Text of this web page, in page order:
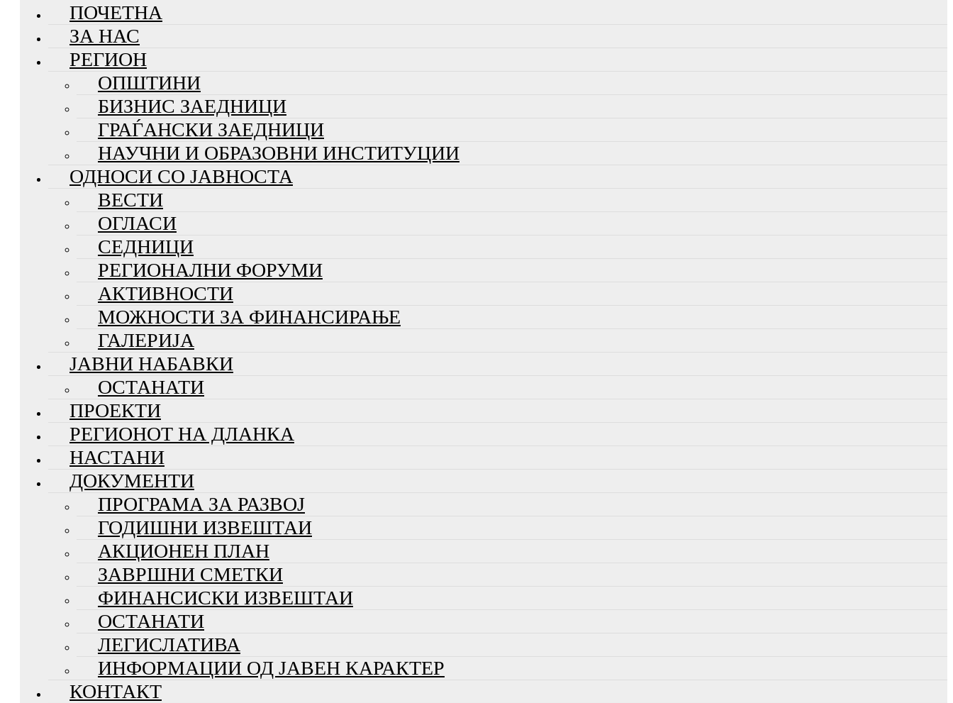
ПОЧЕТНА
ЗА НАС
РЕГИОН
ОПШТИНИ
БИЗНИС ЗАЕДНИЦИ
ГРАЃАНСКИ ЗАЕДНИЦИ
НАУЧНИ И ОБРАЗОВНИ ИНСТИТУЦИИ
ОДНОСИ СО ЈАВНОСТА
ВЕСТИ
ОГЛАСИ
СЕДНИЦИ
РЕГИОНАЛНИ ФОРУМИ
АКТИВНОСТИ
МОЖНОСТИ ЗА ФИНАНСИРАЊЕ
ГАЛЕРИЈА
ЈАВНИ НАБАВКИ
ОСТАНАТИ
ПРОЕКТИ
РЕГИОНОТ НА ДЛАНКА
НАСТАНИ
ДОКУМЕНТИ
ПРОГРАМА ЗА РАЗВОЈ
ГОДИШНИ ИЗВЕШТАИ
АКЦИОНЕН ПЛАН
ЗАВРШНИ СМЕТКИ
ФИНАНСИСКИ ИЗВЕШТАИ
ОСТАНАТИ
ЛЕГИСЛАТИВА
ИНФОРМАЦИИ ОД ЈАВЕН КАРАКТЕР
КОНТАКТ